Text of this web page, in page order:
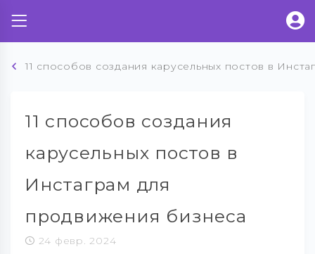
11 способов создания карусельных постов в
11 способов создания
карусельных постов в
Инстаграм для
продвижения бизнеса
24 февр. 2024